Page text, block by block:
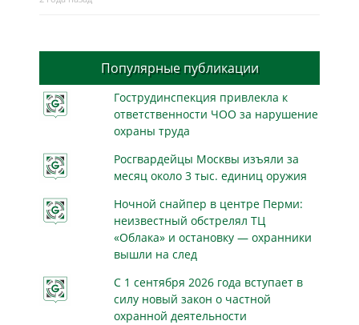
Популярные публикации
Гострудинспекция привлекла к
ответственности ЧОО за нарушение
охраны труда
Росгвардейцы Москвы изъяли за
месяц около 3 тыс. единиц оружия
Ночной снайпер в центре Перми:
неизвестный обстрелял ТЦ
«Облака» и остановку — охранники
вышли на след
С 1 сентября 2026 года вступает в
силу новый закон о частной
охранной деятельности